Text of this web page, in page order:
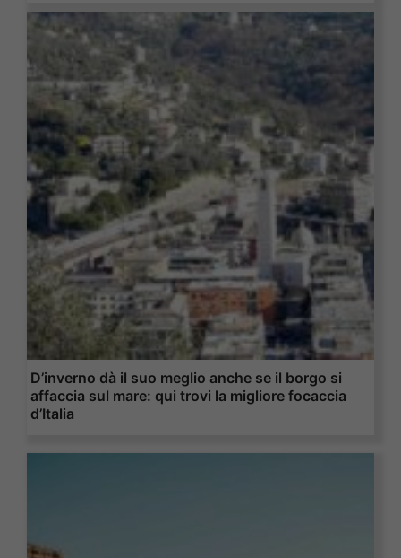
D’inverno dà il suo meglio anche se il borgo si
affaccia sul mare: qui trovi la migliore focaccia
d’Italia